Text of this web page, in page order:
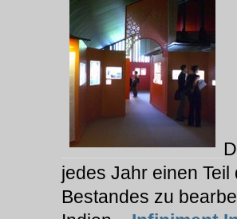
jedes Jahr einen
Bestandes zu